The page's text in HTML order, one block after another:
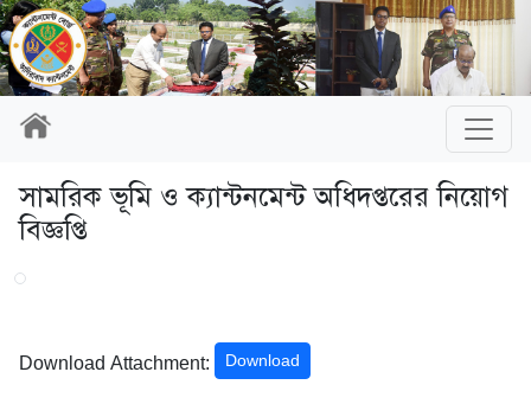
সামরিক ভূমি ও ক্যান্টনমেন্ট অধিদপ্তরের নিয়োগ
বিজ্ঞপ্তি
Download Attachment: Download